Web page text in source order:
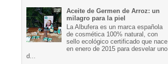
Aceite de Germen de Arroz: un
milagro para la piel
La Albufera es un marca española
de cosmética 100% natural, con
sello ecológico certificado que nace
en enero de 2015 para desvelar uno
d...